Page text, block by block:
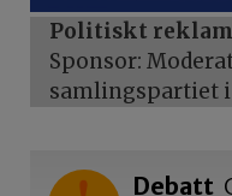
Politiskt
Sponsor:
samlingspartiet
Debatt